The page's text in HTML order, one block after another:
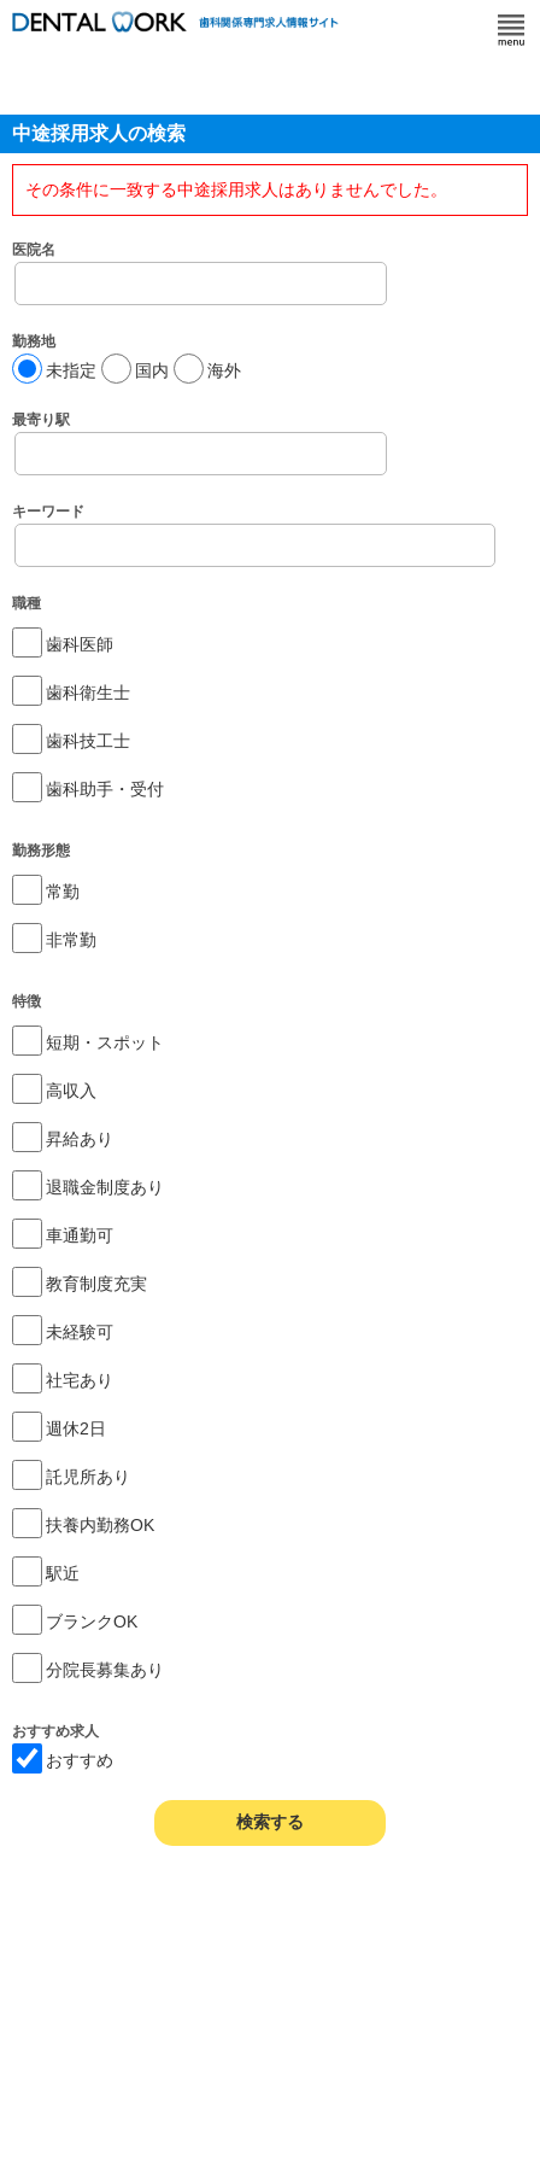
中途採用求人の検索
その条件に一致する中途採用求人はありませんでした。
医院名
勤務地
未指定 国内 海外
最寄り駅
キーワード
職種
歯科医師
歯科衛生士
歯科技工士
歯科助手・受付
勤務形態
常勤
非常勤
特徴
短期・スポット
高収入
昇給あり
退職金制度あり
車通勤可
教育制度充実
未経験可
社宅あり
週休2日
託児所あり
扶養内勤務OK
駅近
ブランクOK
分院長募集あり
おすすめ求人
おすすめ